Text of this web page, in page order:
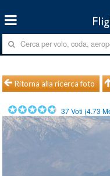
Ritorna alla ricerca foto
37Voti (4.73